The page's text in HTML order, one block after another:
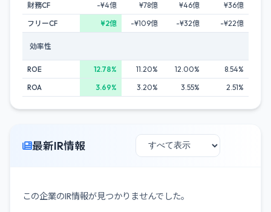
財務CF
-¥4億 ¥78億 ¥46億
¥36億
フリーCF
¥2億 -¥109億 -¥32億 -¥22億
効率性
ROE 12.78% 11.20% 12.00%
8.54%
ROA
3.69% 3.20% 3.55% 2.51%
最新IR情報
この企業のIR情報が見つかりませんでした。